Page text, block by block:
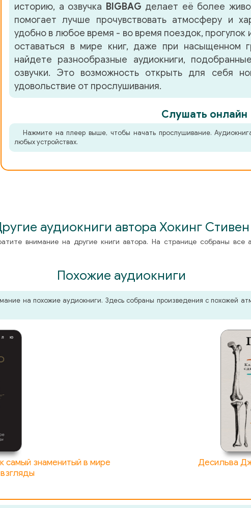
историю, а озвучка BIGBAG делает её более
помогает лучше прочувствовать атмосферу и
удобно в любое время - во время поездок,
оставаться в мире книг, даже при насыщенном
найдете разнообразные аудиокниги,
озвучки. Это возможность открыть для себя
удовольствие от прослушивания.
Слушать онлайн
Нажмите на плеер выше, чтобы начать прослушивание.
любых устройствах.
аудиокниги автора Хокинг Стивен
внимание на другие книги автора. На странице собраны все
Похожие аудиокниги
на похожие аудиокниги. Здесь собраны произведения с
самый знаменитый в мире
Десильва